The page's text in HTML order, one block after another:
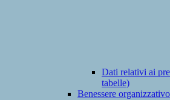
Dati relativi ai
tabelle)
Benessere organizzativo